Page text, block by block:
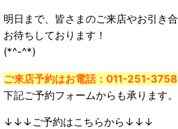
明日まで、皆さまのご来店やお引き
お待ちしております！
(*^-^*)
ご来店予約はお電話：011-251-3758
下記ご予約フォームからも承ります。
↓↓↓ご予約はこちらから↓↓↓